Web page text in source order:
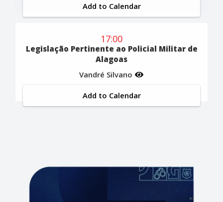
Add to Calendar
17:00
Legislação Pertinente ao Policial Militar de
Alagoas
Vandré Silvano
Add to Calendar